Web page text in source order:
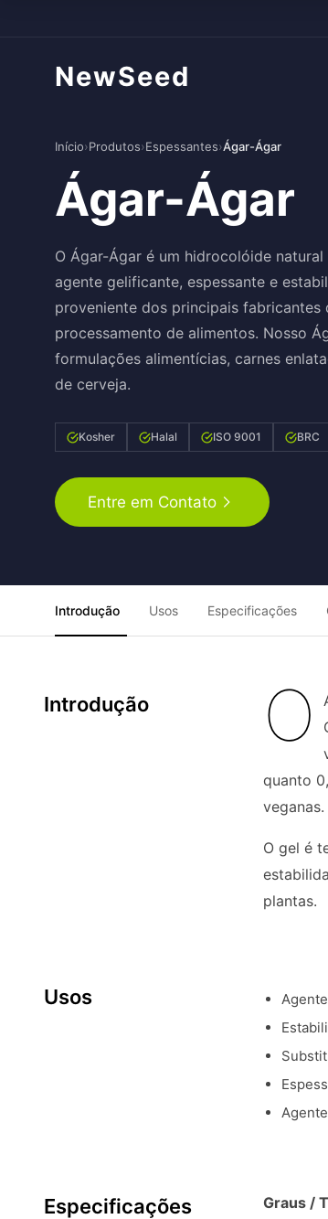
NewSeed
Início›Produtos›Espessantes›Ágar-Ágar
Ágar-Ágar
O Ágar-Ágar é um hidrocolóide
agente gelificante, espessante e
proveniente dos principais
processamento de alimentos. Nosso
formulações alimentícias, carnes
de cerveja.
Kosher Halal ISO 9001 BRC
Entre em Contato
Introdução Usos Especificações
Introdução O
quanto
veganas.
O gel é
plantas.
Usos
Especificações Graus /